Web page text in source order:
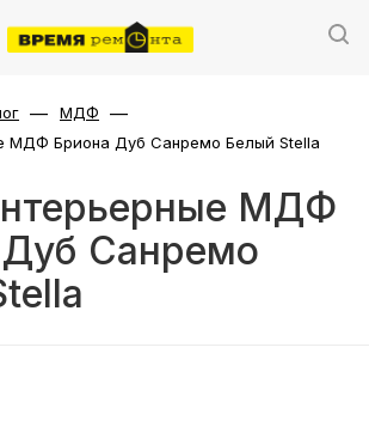
— МДФ —
МДФ Бриона Дуб Санремо Белый Stella
МДФ
Санремо